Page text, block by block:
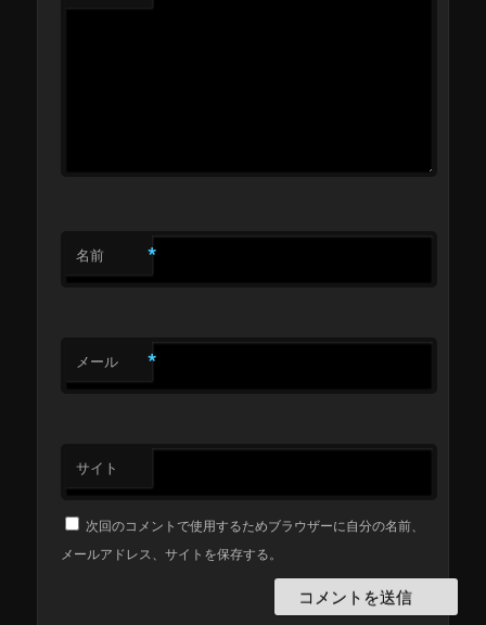
名前 *
メール *
サイト
次回のコメントで使用するためブラウザーに自分の名前、
メールアドレス、サイトを保存する。